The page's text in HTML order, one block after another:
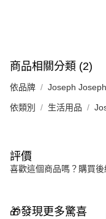
商品相關分類 (2)
依品牌 Joseph Joseph
依類別 生活用品
評價
喜歡這個商品嗎？購買
🎁發現更多驚喜